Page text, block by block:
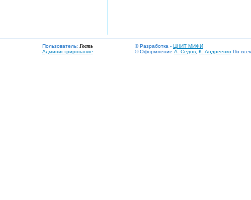
Пользователь: Гость
Администрирование
© Разработка - ЦНИТ МИФИ
© Оформление А. Седов К. Андреенко По